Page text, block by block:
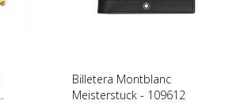
Billetera Montblanc
Meisterstuck - 109612